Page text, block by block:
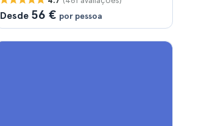
Desde 56 € por pessoa